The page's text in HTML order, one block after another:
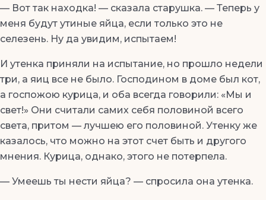
— Вот так находка! — сказала старушка. — Теперь у
меня будут утиные яйца, если только это не
селезень. Ну да увидим, испытаем!
И утенка приняли на испытание, но прошло недели
три, а яиц все не было. Господином в доме был кот,
а госпожою курица, и оба всегда говорили: «Мы и
свет!» Они считали самих себя половиной всего
света, притом — лучшею его половиной. Утенку же
казалось, что можно на этот счет быть и другого
мнения. Курица, однако, этого не потерпела.
— Умеешь ты нести яйца? — спросила она утенка.